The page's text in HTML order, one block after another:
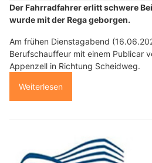
Der Fahrradfahrer erlitt schwere
wurde mit der Rega geborgen.
Am frühen Dienstagabend
Berufschauffeur mit einem Publicar
Appenzell in Richtung Scheidweg.
Weiterlesen